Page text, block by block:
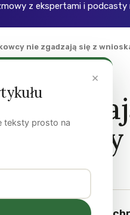
z ekspertami i podcasty
nie zgadzają się z
Puszczy
×
teksty prosto na